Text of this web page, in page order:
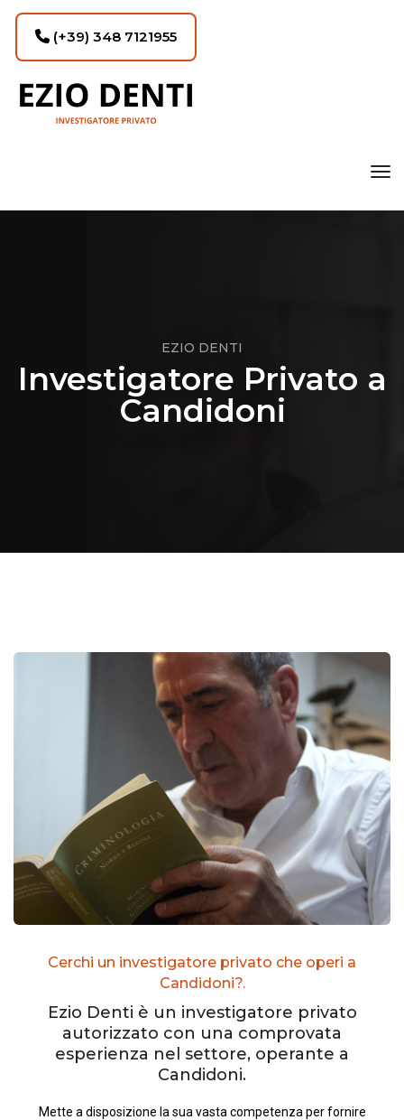
(+39) 348 7121955
EZIO DENTI
Investigatore Privato a
Candidoni
Cerchi un investigatore privato che operi a
Candidoni?.
Ezio Denti è un investigatore privato
autorizzato con una comprovata
esperienza nel settore, operante a
Candidoni.
Mette a disposizione la sua vasta competenza per fornire